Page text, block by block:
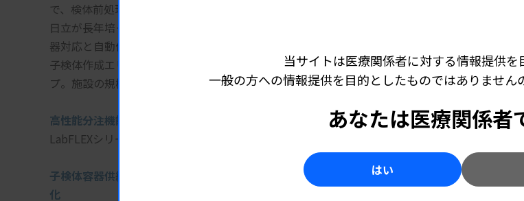
で、検体前処理工程をコンパクトに集約したオールインワンパッケージの検体前処理装置です。
日立が長年培ってきた分注ノウハウを詰め込んだ信頼性の高い分注技術に加え、コンタミネーシ
器対応と自動供給など、検体前処理工程への細かい配慮と使いやすさを実現しました。
子検体作成エリアを広く確保した標準モデルと、子検体搬送にも対応した子検体搬送モデルの2
プ。施設の規模・運用にあったモデルを選択いただけます。
高性能分注機能
LabFLEXシリーズで培ってきた高性能分注技術と、それをサポートする様々な機能を装備してい
子検体容器供給の自動
化
当サイトは医療関係者に対する情報提供を
一般の方への情報提供を目的としたものではありません
あなたは医療関係者
はい